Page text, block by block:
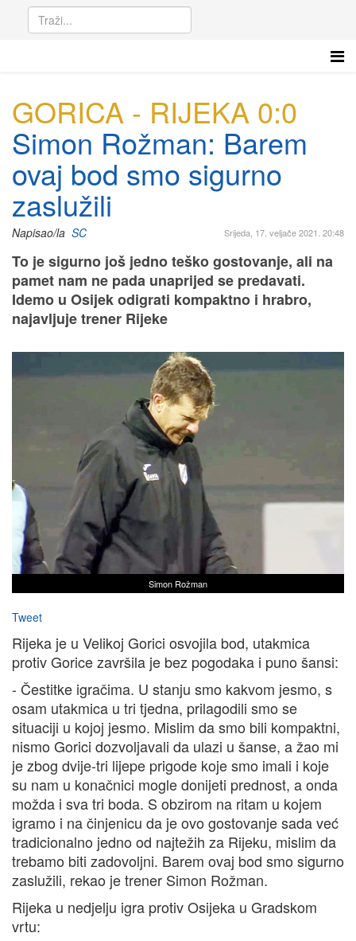
GORICA - RIJEKA 0:0
Simon Rožman: Barem
ovaj bod smo sigurno
zaslužili
Srijeda, 17. veljače 2021. 20:48
Napisao/la SC
To je sigurno još jedno teško gostovanje, ali na
pamet nam ne pada unaprijed se predavati.
Idemo u Osijek odigrati kompaktno i hrabro,
najavljuje trener Rijeke
Simon Rožman
Tweet
Rijeka je u Velikoj Gorici osvojila bod, utakmica
protiv Gorice završila je bez pogodaka i puno šansi:
- Čestitke igračima. U stanju smo kakvom jesmo, s
osam utakmica u tri tjedna, prilagodili smo se
situaciji u kojoj jesmo. Mislim da smo bili kompaktni,
nismo Gorici dozvoljavali da ulazi u šanse, a žao mi
je zbog dvije-tri lijepe prigode koje smo imali i koje
su nam u konačnici mogle donijeti prednost, a onda
možda i sva tri boda. S obzirom na ritam u kojem
igramo i na činjenicu da je ovo gostovanje sada već
tradicionalno jedno od najtežih za Rijeku, mislim da
trebamo biti zadovoljni. Barem ovaj bod smo sigurno
zaslužili, rekao je trener Simon Rožman.
Rijeka u nedjelju igra protiv Osijeka u Gradskom
vrtu: